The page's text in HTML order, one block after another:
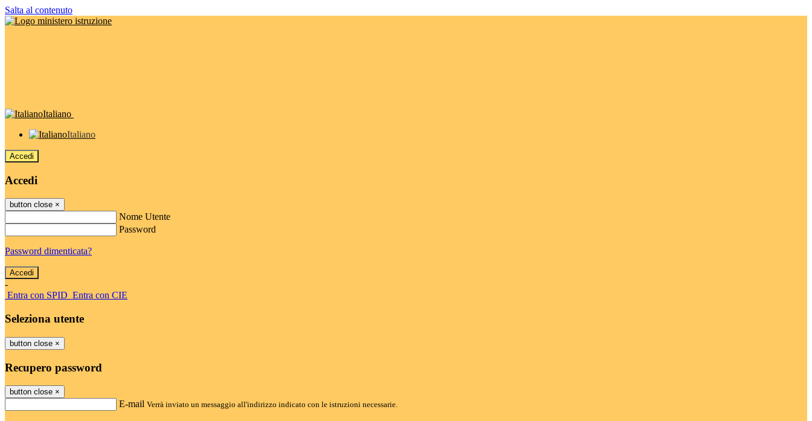
Salta al contenuto
Italiano
Italiano
Accedi
Accedi
button close ×
Nome Utente
Password
Password dimenticata?
-
Entra con SPID Entra con CIE
Seleziona utente
button close ×
Recupero password
button close ×
E-mail Verrà inviato un messaggio all'indirizzo indicato con le istruzioni necessarie.